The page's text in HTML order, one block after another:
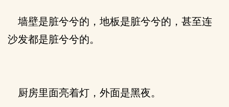
墙壁是脏兮兮的，地板是脏兮兮的，甚至连
沙发都是脏兮兮的。
厨房里面亮着灯，外面是黑夜。